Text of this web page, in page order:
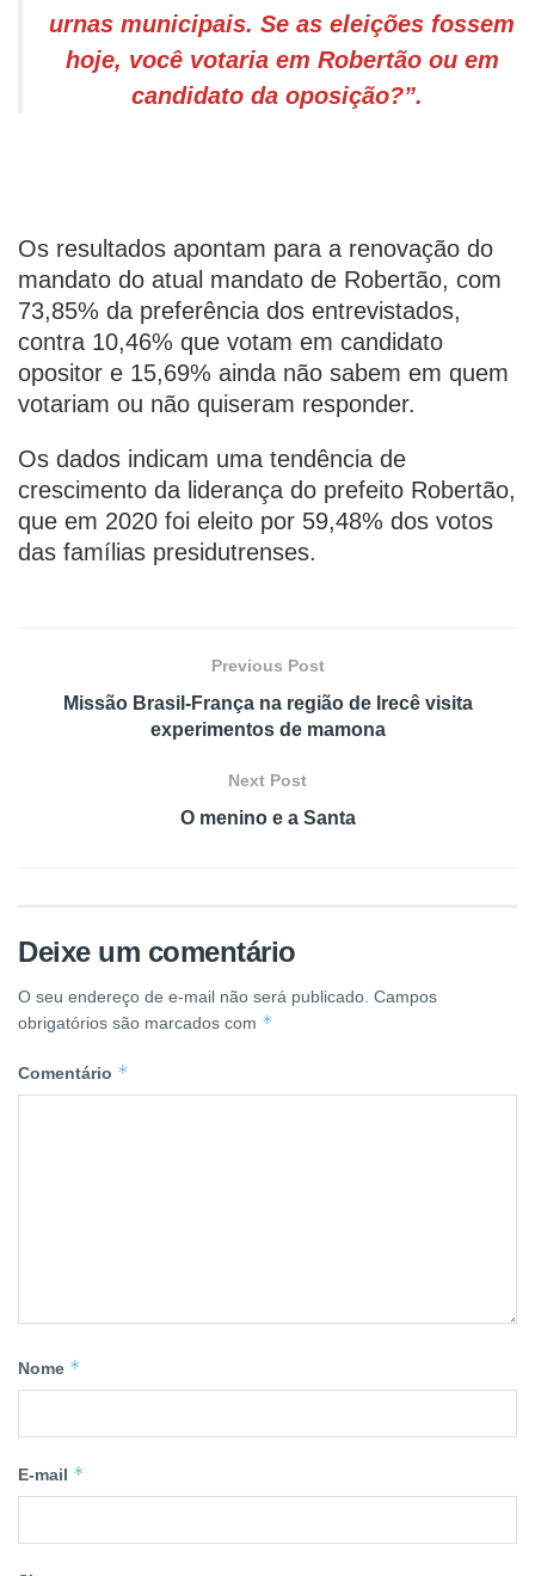
urnas municipais. Se as eleições fossem
hoje, você votaria em Robertão ou em
candidato da oposição?”.
Os resultados apontam para a renovação do
mandato do atual mandato de Robertão, com
73,85% da preferência dos entrevistados,
contra 10,46% que votam em candidato
opositor e 15,69% ainda não sabem em quem
votariam ou não quiseram responder.
Os dados indicam uma tendência de
crescimento da liderança do prefeito Robertão,
que em 2020 foi eleito por 59,48% dos votos
das famílias presidutrenses.
Previous Post
Missão Brasil-França na região de Irecê visita
experimentos de mamona
Next Post
O menino e a Santa
Deixe um comentário
O seu endereço de e-mail não será publicado. Campos
obrigatórios são marcados com *
Comentário *
Nome *
E-mail *